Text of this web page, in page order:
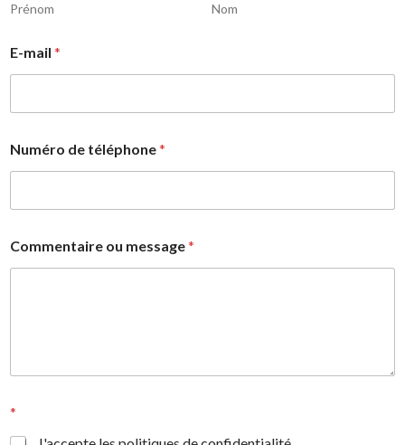
Prénom Nom
E-mail *
é
l
p
o
n
e
Numéro de téléphone*
Commentaire ou message*
*